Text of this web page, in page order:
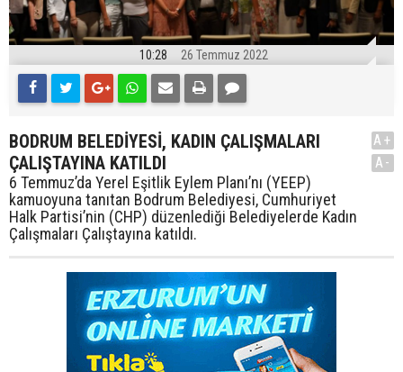
10:28 26 Temmuz 2022
BODRUM BELEDİYESİ, KADIN ÇALIŞMALARI
ÇALIŞTAYINA KATILDI
6 Temmuz’da Yerel Eşitlik Eylem Planı’nı (YEEP)
kamuoyuna tanıtan Bodrum Belediyesi, Cumhuriyet
Halk Partisi’nin (CHP) düzenlediği Belediyelerde Kadın
Çalışmaları Çalıştayına katıldı.
A+
A-